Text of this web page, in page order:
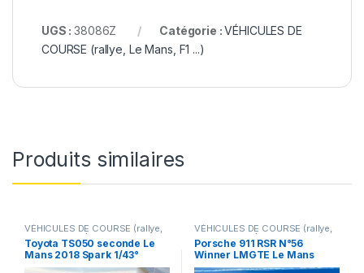
UGS :38086Z Catégorie :VÉHICULES DE
COURSE (rallye, Le Mans, F1 ...)
Produits similaires
VÉHICULES DE COURSE (rallye,
Le Mans, F1 ...)
Toyota TS050 seconde Le
Mans 2018 Spark 1/43°
VÉHICULES DE COURSE (rallye,
Le Mans, F1 ...)
Porsche 911 RSR N°56
Winner LMGTE Le Mans
2019 Spark 1/43°